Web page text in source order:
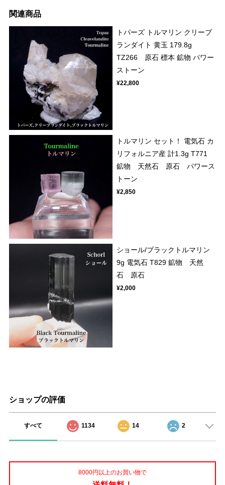
関連商品
トパーズ トルマリン クリーブ
ランダイト 黄玉 179.8g
TZ266 原石 標本 鉱物 パワー
ストーン
¥22,800
トルマリン セット！ 電気石 カ
リフォルニア産 計1.3g T771
鉱物 天然石 原石 パワース
トーン
¥2,850
ショール/ブラックトルマリン
9g 電気石 T829 鉱物 天然
石 原石
¥2,000
ショップの評価
すべて 1134 14 2
8000円以上のお買い物で